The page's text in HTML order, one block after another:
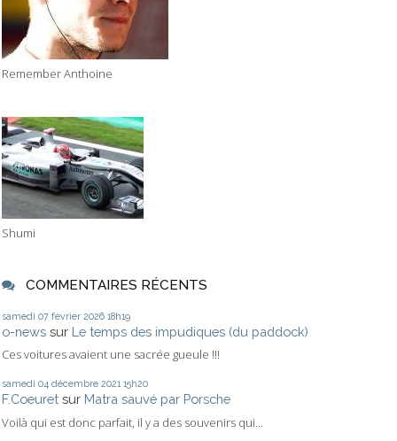
Remember Anthoine
Shumi
COMMENTAIRES RÉCENTS
samedi 07 février 2026 18h19
o-news sur Le temps des impudiques (du paddock)
Ces voitures avaient une sacrée gueule !!!
samedi 04 décembre 2021 15h20
F.Coeuret sur Matra sauvé par Porsche
Voilà qui est donc parfait, il y a des souvenirs qui...